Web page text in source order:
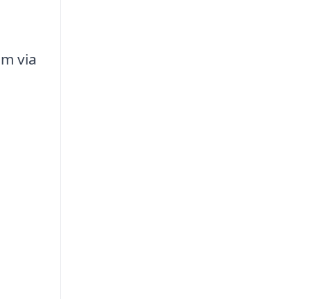
via